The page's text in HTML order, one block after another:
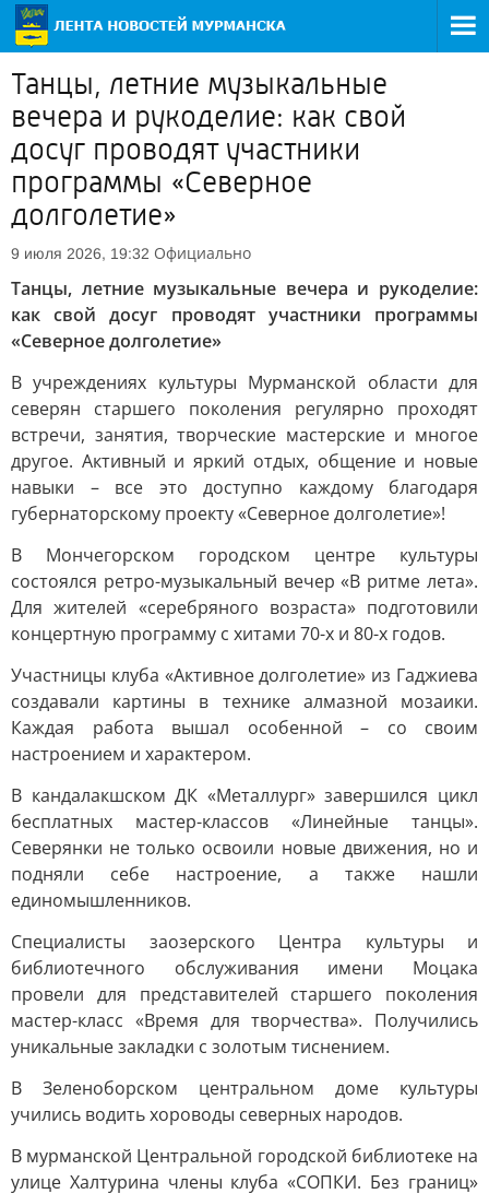
Танцы, летние музыкальные
вечера и рукоделие: как свой
досуг проводят участники
программы «Северное
долголетие»
9 июля 2026, 19:32 Официально
Танцы, летние музыкальные вечера и рукоделие:
как свой досуг проводят участники программы
«Северное долголетие»
В учреждениях культуры Мурманской области для
северян старшего поколения регулярно проходят
встречи, занятия, творческие мастерские и многое
другое. Активный и яркий отдых, общение и новые
навыки – все это доступно каждому благодаря
губернаторскому проекту «Северное долголетие»!
В Мончегорском городском центре культуры
состоялся ретро-музыкальный вечер «В ритме лета».
Для жителей «серебряного возраста» подготовили
концертную программу с хитами 70-х и 80-х годов.
Участницы клуба «Активное долголетие» из Гаджиева
создавали картины в технике алмазной мозаики.
Каждая работа вышал особенной – со своим
настроением и характером.
В кандалакшском ДК «Металлург» завершился цикл
бесплатных мастер-классов «Линейные танцы».
Северянки не только освоили новые движения, но и
подняли себе настроение, а также нашли
единомышленников.
Специалисты заозерского Центра культуры и
библиотечного обслуживания имени Моцака
провели для представителей старшего поколения
мастер-класс «Время для творчества». Получились
уникальные закладки с золотым тиснением.
В Зеленоборском центральном доме культуры
учились водить хороводы северных народов.
В мурманской Центральной городской библиотеке на
улице Халтурина члены клуба «СОПКИ. Без границ»